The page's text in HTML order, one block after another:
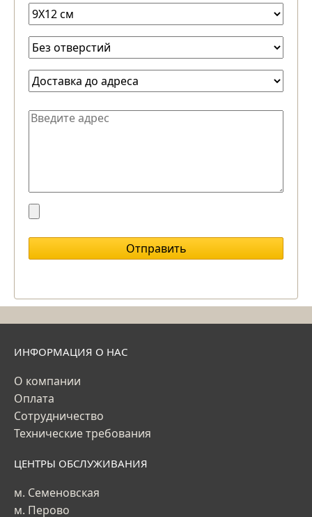
ИНФОРМАЦИЯ О НАС
О компании
Оплата
Сотрудничество
Технические требования
ЦЕНТРЫ ОБСЛУЖИВАНИЯ
м. Семеновская
м. Перово